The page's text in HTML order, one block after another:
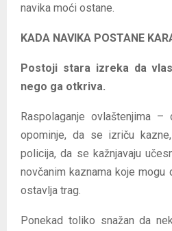
navika moći ostane.
KADA NAVIKA POSTANE
Postoji stara izreka da
nego ga otkriva.
Raspolaganje ovlaštenjima
opominje, da se izriču
policija, da se kažnjavaju
novčanim kaznama koje
ostavlja trag.
Ponekad toliko snažan da